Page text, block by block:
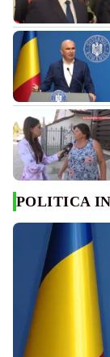
POLITICA